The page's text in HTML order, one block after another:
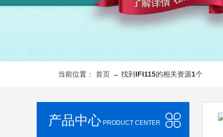
当前位置： 首页 → 找到 IFI115的相关资源1个
产品中心 PRODUCT CENTER